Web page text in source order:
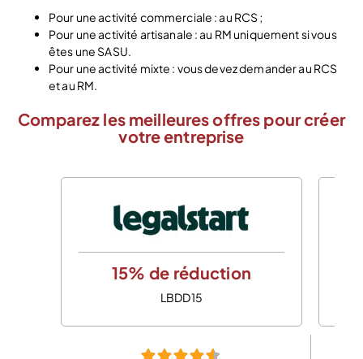
Pour une activité commerciale : au RCS ;
Pour une activité artisanale : au RM uniquement si vous
êtes une SASU.
Pour une activité mixte : vous devez demander au RCS
et au RM.
Comparez les meilleures offres pour créer
votre entreprise
15% de réduction
LBDD15